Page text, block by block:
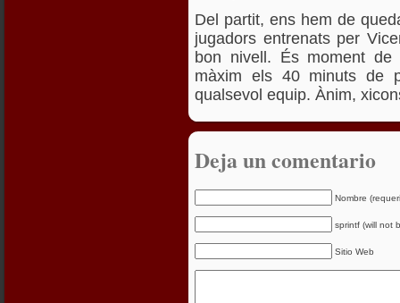
Del partit, ens hem de
jugadors entrenats per
bon nivell. És moment
màxim els 40 minuts de
qualsevol equip. Ànim,
Deja un comentario
Nombre
sprintf (will not
Sitio Web